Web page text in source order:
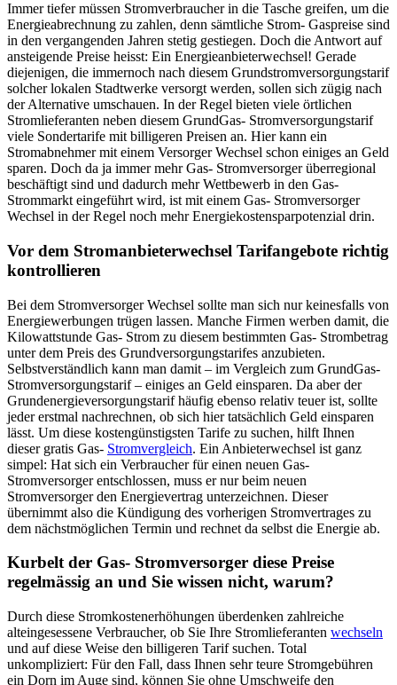
Immer tiefer müssen Stromverbraucher in die Tasche greifen, um die
Energieabrechnung zu zahlen, denn sämtliche Strom- Gaspreise sind
in den vergangenden Jahren stetig gestiegen. Doch die Antwort auf
ansteigende Preise heisst: Ein Energieanbieterwechsel! Gerade
diejenigen, die immernoch nach diesem Grundstromversorgungstarif
solcher lokalen Stadtwerke versorgt werden, sollen sich zügig nach
der Alternative umschauen. In der Regel bieten viele örtlichen
Stromlieferanten neben diesem GrundGas- Stromversorgungstarif
viele Sondertarife mit billigeren Preisen an. Hier kann ein
Stromabnehmer mit einem Versorger Wechsel schon einiges an Geld
sparen. Doch da ja immer mehr Gas- Stromversorger überregional
beschäftigt sind und dadurch mehr Wettbewerb in den Gas-
Strommarkt eingeführt wird, ist mit einem Gas- Stromversorger
Wechsel in der Regel noch mehr Energiekostensparpotenzial drin.
Vor dem Stromanbieterwechsel Tarifangebote richtig
kontrollieren
Bei dem Stromversorger Wechsel sollte man sich nur keinesfalls von
Energiewerbungen trügen lassen. Manche Firmen werben damit, die
Kilowattstunde Gas- Strom zu diesem bestimmten Gas- Strombetrag
unter dem Preis des Grundversorgungstarifes anzubieten.
Selbstverständlich kann man damit – im Vergleich zum GrundGas-
Stromversorgungstarif – einiges an Geld einsparen. Da aber der
Grundenergieversorgungstarif häufig ebenso relativ teuer ist, sollte
jeder erstmal nachrechnen, ob sich hier tatsächlich Geld einsparen
lässt. Um diese kostengünstigsten Tarife zu suchen, hilft Ihnen
dieser gratis Gas- Stromvergleich. Ein Anbieterwechsel ist ganz
simpel: Hat sich ein Verbraucher für einen neuen Gas-
Stromversorger entschlossen, muss er nur beim neuen
Stromversorger den Energievertrag unterzeichnen. Dieser
übernimmt also die Kündigung des vorherigen Stromvertrages zu
dem nächstmöglichen Termin und rechnet da selbst die Energie ab.
Kurbelt der Gas- Stromversorger diese Preise
regelmässig an und Sie wissen nicht, warum?
Durch diese Stromkostenerhöhungen überdenken zahlreiche
alteingesessene Verbraucher, ob Sie Ihre Stromlieferanten wechseln
und auf diese Weise den billigeren Tarif suchen. Total
unkompliziert: Für den Fall, dass Ihnen sehr teure Stromgebühren
ein Dorn im Auge sind, können Sie ohne Umschweife den